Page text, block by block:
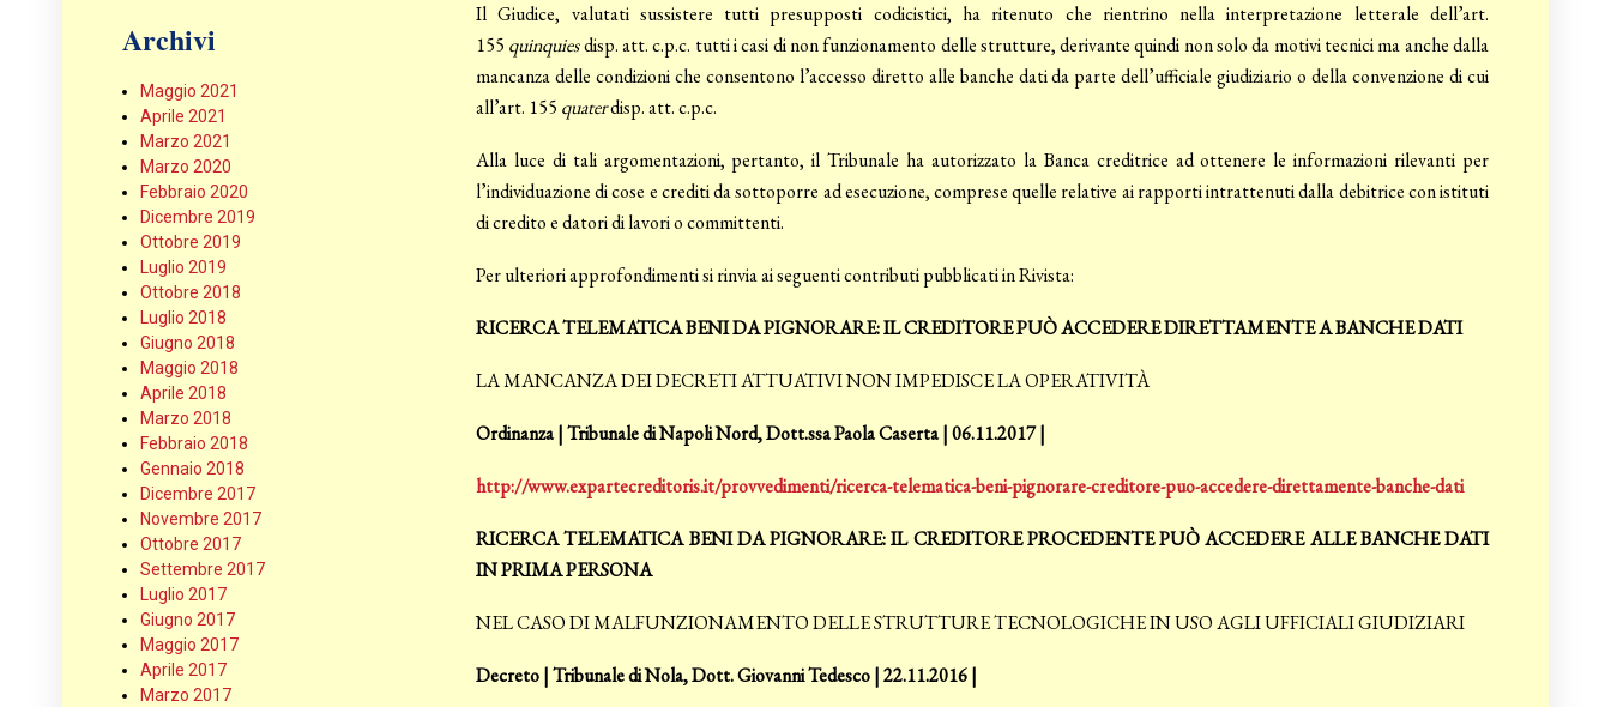
Il Giudice, valutati sussistere tutti presupposti codicistici, ha ritenuto che rientrino nella interpretazione letterale dell’art.
155 quinquiesdisp. att. c.p.c. tutti i casi di non funzionamento delle strutture, derivante quindi non solo da motivi tecnici ma anche dalla
mancanza delle condizioni che consentono l’accesso diretto alle banche dati da parte dell’ufficiale giudiziario o della convenzione di cui
all’art. 155 quaterdisp. att. c.p.c.
Alla luce di tali argomentazioni, pertanto, il Tribunale ha autorizzato la Banca creditrice ad ottenere le informazioni rilevanti per
l’individuazione di cose e crediti da sottoporre ad esecuzione, comprese quelle relative ai rapporti intrattenuti dalla debitrice con istituti
di credito e datori di lavori o committenti.
Per ulteriori approfondimenti si rinvia ai seguenti contributi pubblicati in Rivista:
RICERCA TELEMATICA BENI DA PIGNORARE: IL CREDITORE PUÒ ACCEDERE DIRETTAMENTE A BANCHE DATI
LA MANCANZA DEI DECRETI ATTUATIVI NON IMPEDISCE LA OPERATIVITÀ
Ordinanza | Tribunale di Napoli Nord, Dott.ssa Paola Caserta | 06.11.2017 |
http://www.expartecreditoris.it/provvedimenti/ricerca-telematica-beni-pignorare-creditore-puo-accedere-direttamente-banche-dati
RICERCA TELEMATICA BENI DA PIGNORARE: IL CREDITORE PROCEDENTE PUÒ ACCEDERE ALLE BANCHE DATI
IN PRIMA PERSONA
NEL CASO DI MALFUNZIONAMENTO DELLE STRUTTURE TECNOLOGICHE IN USO AGLI UFFICIALI GIUDIZIARI
Decreto | Tribunale di Nola, Dott. Giovanni Tedesco | 22.11.2016 |
Archivi
Maggio 2021
Aprile 2021
Marzo 2021
Marzo 2020
Febbraio 2020
Dicembre 2019
Ottobre 2019
Luglio 2019
Ottobre 2018
Luglio 2018
Giugno 2018
Maggio 2018
Aprile 2018
Marzo 2018
Febbraio 2018
Gennaio 2018
Dicembre 2017
Novembre 2017
Ottobre 2017
Settembre 2017
Luglio 2017
Giugno 2017
Maggio 2017
Aprile 2017
Marzo 2017